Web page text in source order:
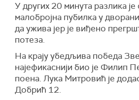
У других 20 минута разлика је
малобројна пубилка у
да ужива јер је виђено
потеза.
На крају убедљива победа
најефикаснији био је Филип
поена. Лука Митровић је
Добрић 12.